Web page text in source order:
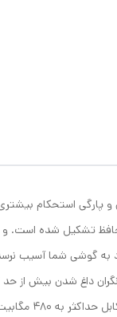
و پارگی استحکام
تشکیل شده است. و
گوشی شما آسیب
داغ شدن بیش از حد
دارای قابلیت کنترل دمای